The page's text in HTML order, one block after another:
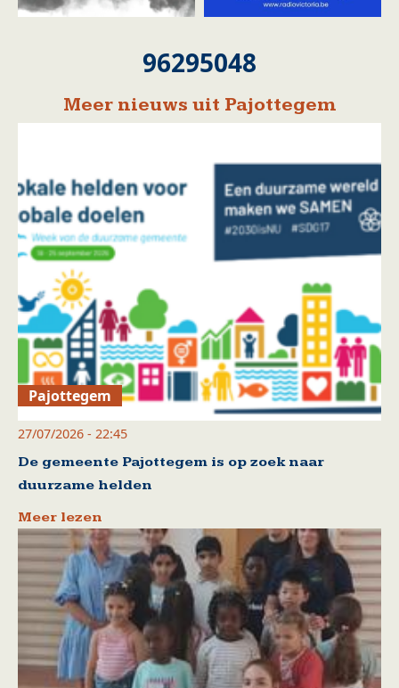
96295048
Meer nieuws uit Pajottegem
Pajottegem
27/07/2026 - 22:45
De gemeente Pajottegem is op zoek naar
duurzame helden
Meer lezen